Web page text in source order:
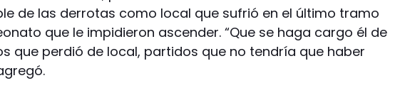
de las derrotas como local que sufrió en el último tramo
que le impidieron ascender. “Que se haga cargo él de
que perdió de local, partidos que no tendría que haber